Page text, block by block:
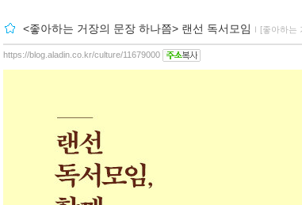
<좋아하는 거장의 문장 하나쯤> 랜선 독서모임 ｌ [좋아하는
https://blog.aladin.co.kr/culture/11679000